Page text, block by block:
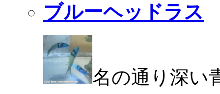
ブルーヘッドラス
名の通り深い